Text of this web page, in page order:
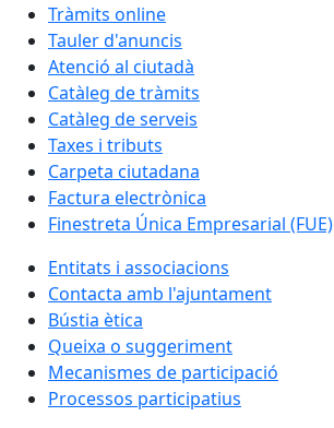
Tràmits online
Tauler d'anuncis
Atenció al ciutadà
Catàleg de tràmits
Catàleg de serveis
Taxes i tributs
Carpeta ciutadana
Factura electrònica
Finestreta Única Empresarial (FUE)
Entitats i associacions
Contacta amb l'ajuntament
Bústia ètica
Queixa o suggeriment
Mecanismes de participació
Processos participatius